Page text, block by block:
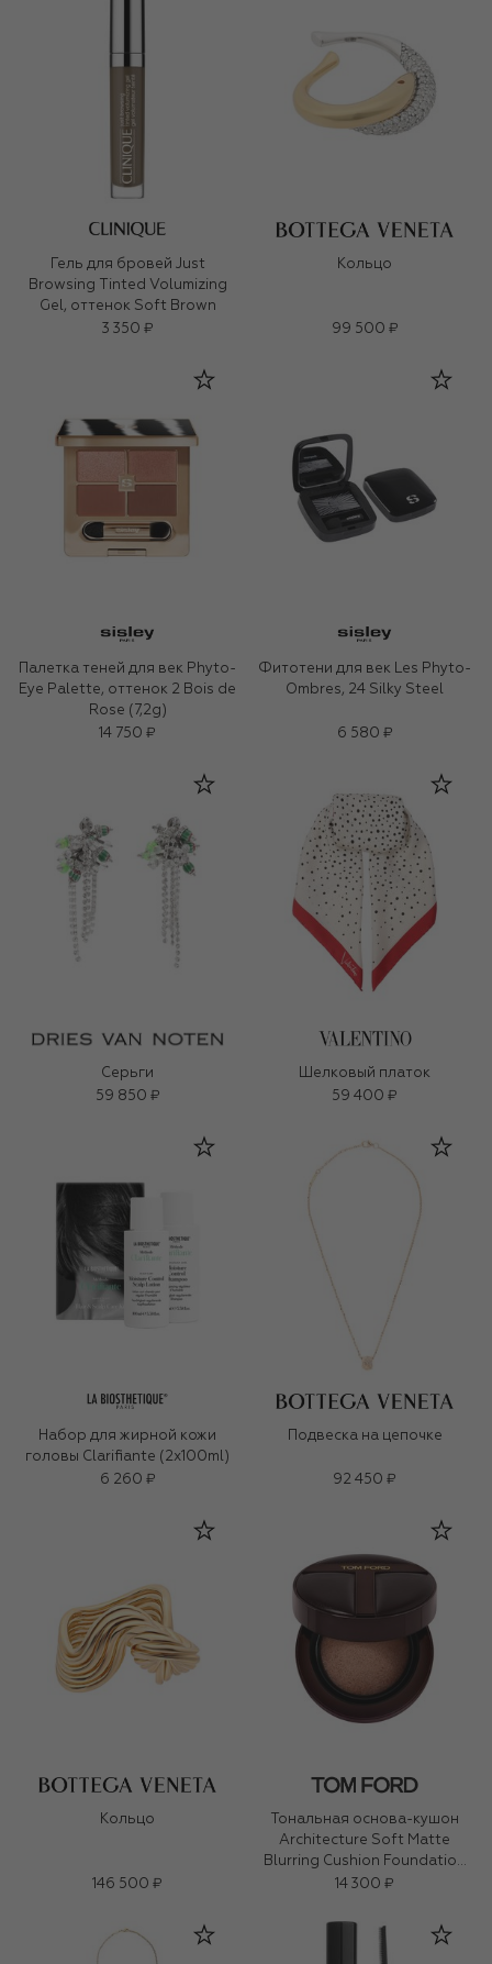
Гель для бровей Just
Browsing Tinted Volumizing
Gel, оттенок Soft Brown
3 350 ₽
Кольцо
99 500 ₽
Палетка теней для век Phyto-
Eye Palette, оттенок 2 Bois de
Rose (7,2g)
14 750 ₽
Фитотени для век Les Phyto-
Ombres, 24 Silky Steel
6 580 ₽
Серьги
59 850 ₽
Шелковый платок
59 400 ₽
Набор для жирной кожи
головы Clarifiante (2x100ml)
6 260 ₽
Подвеска на цепочке
92 450 ₽
Кольцо
146 500 ₽
Тональная основа-кушон
Architecture Soft Matte
Blurring Cushion Foundation
SPF 40/PA+++, оттенок 0.7
14 300 ₽